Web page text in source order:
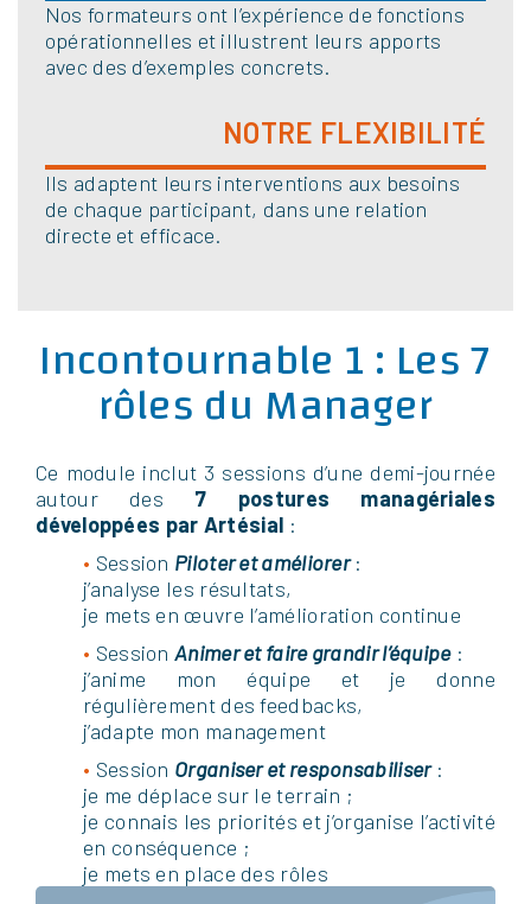
Nos formateurs ont l’expérience de fonctions
opérationnelles et illustrent leurs apports
avec des d’exemples concrets.
NOTRE FLEXIBILITÉ
Ils adaptent leurs interventions aux besoins
de chaque participant, dans une relation
directe et efficace.
Incontournable 1 : Les 7
rôles du Manager
Ce module inclut 3 sessions d’une demi-journée
autour des 7 postures managériales
développées par Artésial :
• Session Piloter et améliorer:
j’analyse les résultats,
je mets en œuvre l’amélioration continue
• SessionAnimer et faire grandir l’équipe:
j’anime mon équipe et je donne
régulièrement des feedbacks,
j’adapte mon management
• Session Organiser et responsabiliser:
je me déplace sur le terrain ;
je connais les priorités et j’organise l’activité
en conséquence ;
je mets en place des rôles